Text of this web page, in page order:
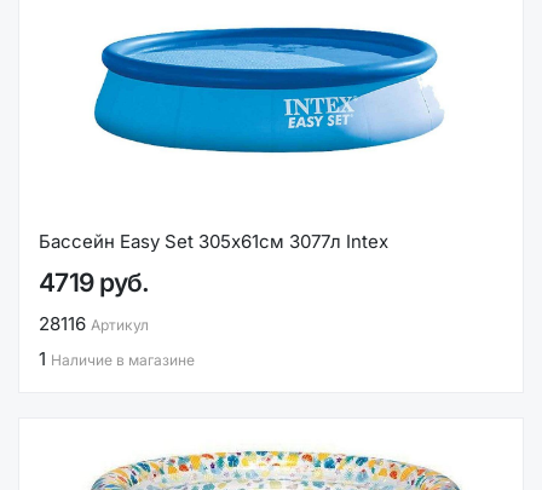
Бассейн Easy Set 305х61см 3077л Intex
4719 руб.
28116 Артикул
1 Наличие в магазине